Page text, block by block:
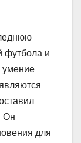
футбола и
умение
Он
для